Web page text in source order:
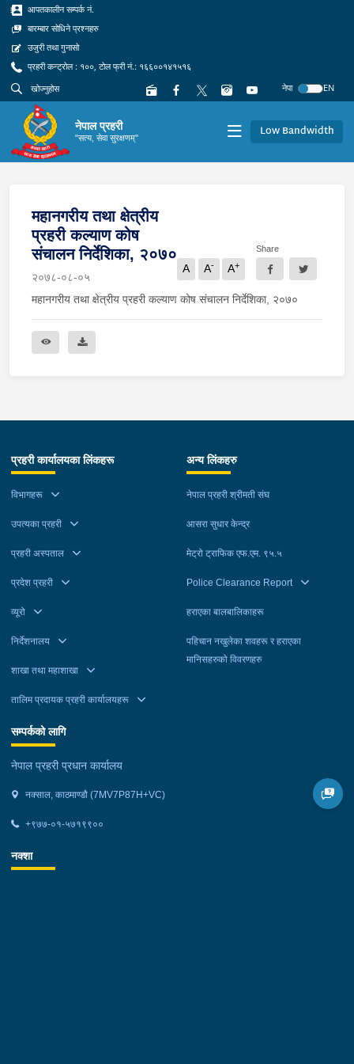
आपतकालीन सम्पर्क नं.
बारम्बार सोधिने प्रश्नहरु
उजुरी तथा गुनासो
प्रहरी कन्ट्रोल : १००, टोल फ्री नं.: १६६००१४१५१६
नेपा
EN
नेपाल प्रहरी
"सत्य, सेवा सुरक्षणम्" Low Bandwidth
महानगरीय तथा क्षेत्रीय
प्रहरी कल्याण कोष
संचालन निर्देशिका, २०७०
२०७८-०८-०५
A A- A+
Share
महानगरीय तथा क्षेत्रीय प्रहरी कल्याण कोष संचालन निर्देशिका, २०७०
प्रहरी कार्यालयका लिंकहरू
विभागहरू
उपत्यका प्रहरी
प्रहरी अस्पताल
प्रदेश प्रहरी
व्यूरो
निर्देशनालय
शाखा तथा महाशाखा
तालिम प्रदायक प्रहरी कार्यालयहरू
अन्य लिंकहरु
नेपाल प्रहरी श्रीमती संघ
आसरा सुधार केन्द्र
मेट्रो ट्राफिक एफ.एम. ९५.५
Police Clearance Report
हराएका बालबालिकाहरू
पहिचान नखुलेका शवहरू र हराएका
मानिसहरुको विवरणहरु
सम्पर्कको लागि
नेपाल प्रहरी प्रधान कार्यालय
नक्साल, काठमाण्डौ (7MV7P87H+VC)
+९७७-०१-५७१९९००
नक्शा